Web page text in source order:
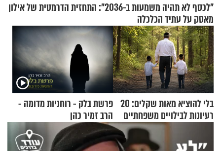
"לכסף לא תהיה משמעות ב-2036": התחזית הדרמטית של אילון
מאסק על עתיד הכלכלה
בלי להוציא מאות שקלים: 20
רעיונות לבילויים משפחתיים
פרשת בלק - רוחניות מדומה -
הרב זמיר כהן